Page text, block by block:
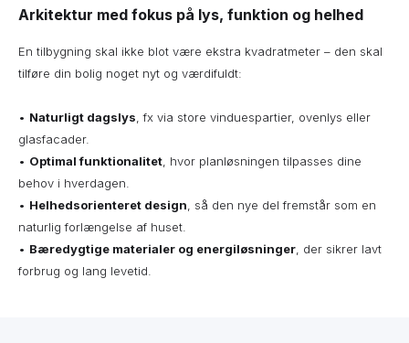
Arkitektur med fokus på lys, funktion og helhed
En tilbygning skal ikke blot være ekstra kvadratmeter – den skal
tilføre din bolig noget nyt og værdifuldt:
• Naturligt dagslys, fx via store vinduespartier, ovenlys eller
glasfacader.
• Optimal funktionalitet, hvor planløsningen tilpasses dine
behov i hverdagen.
• Helhedsorienteret design, så den nye del fremstår som en
naturlig forlængelse af huset.
• Bæredygtige materialer og energiløsninger, der sikrer lavt
forbrug og lang levetid.